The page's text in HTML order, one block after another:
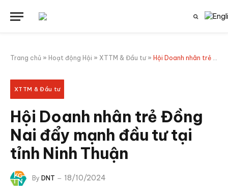
Trang chủ » Hoạt động Hội » XTTM & Đầu tư » Hội Doanh nhân trẻ Đồng Nai đẩy mạnh đầu tư tại tỉnh Ninh Thuận
XTTM & Đầu tư
Hội Doanh nhân trẻ Đồng
Nai đẩy mạnh đầu tư tại
tỉnh Ninh Thuận
By DNT 18/10/2024